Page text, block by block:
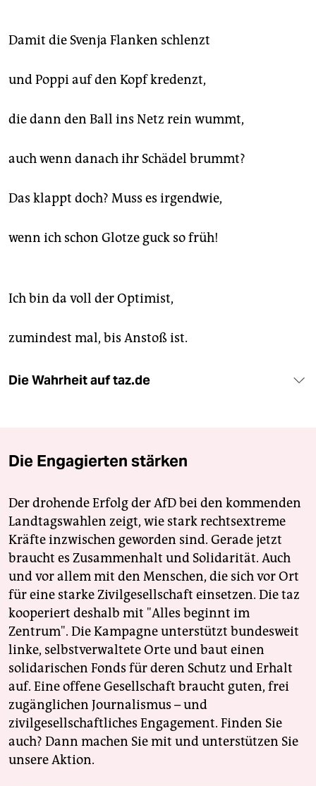
Damit die Svenja Flanken schlenzt
und Poppi auf den Kopf kredenzt,
die dann den Ball ins Netz rein wummt,
auch wenn danach ihr Schädel brummt?
Das klappt doch? Muss es irgendwie,
wenn ich schon Glotze guck so früh!
Ich bin da voll der Optimist,
zumindest mal, bis Anstoß ist.
Die Wahrheit auf taz.de
Die Engagierten stärken
Der drohende Erfolg der AfD bei den kommenden
Landtagswahlen zeigt, wie stark rechtsextreme
Kräfte inzwischen geworden sind. Gerade jetzt
braucht es Zusammenhalt und Solidarität. Auch
und vor allem mit den Menschen, die sich vor Ort
für eine starke Zivilgesellschaft einsetzen. Die taz
kooperiert deshalb mit "Alles beginnt im
Zentrum". Die Kampagne unterstützt bundesweit
linke, selbstverwaltete Orte und baut einen
solidarischen Fonds für deren Schutz und Erhalt
auf. Eine offene Gesellschaft braucht guten, frei
zugänglichen Journalismus – und
zivilgesellschaftliches Engagement. Finden Sie
auch? Dann machen Sie mit und unterstützen Sie
unsere Aktion.